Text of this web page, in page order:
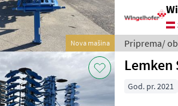
Nova mašina
Priprema/
Lemken
Lemken
God. pr. 2021